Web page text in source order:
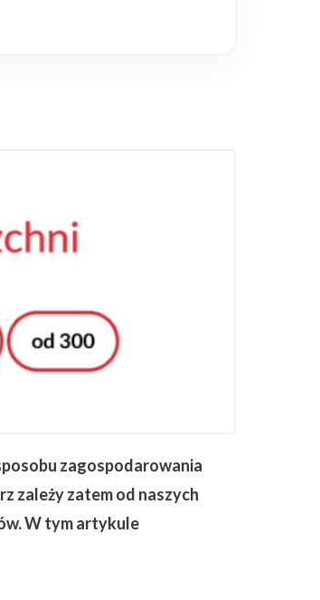
zagospodarowania
zależy zatem od naszych
W tym artykule